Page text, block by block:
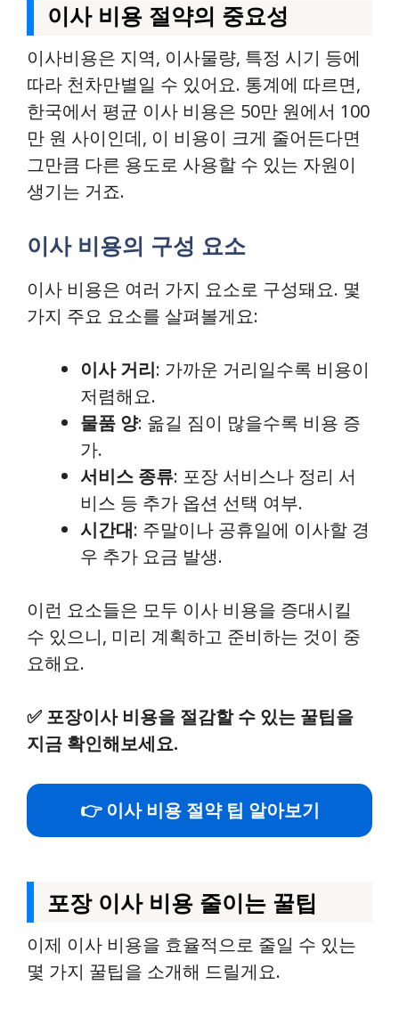
이사 비용 절약의 중요성
이사비용은 지역, 이사물량, 특정 시기 등에
따라 천차만별일 수 있어요. 통계에 따르면,
한국에서 평균 이사 비용은 50만 원에서 100
만 원 사이인데, 이 비용이 크게 줄어든다면
그만큼 다른 용도로 사용할 수 있는 자원이
생기는 거죠.
이사 비용의 구성 요소
이사 비용은 여러 가지 요소로 구성돼요. 몇
가지 주요 요소를 살펴볼게요:
이사 거리: 가까운 거리일수록 비용이
저렴해요.
물품 양: 옮길 짐이 많을수록 비용 증
가.
서비스 종류: 포장 서비스나 정리 서
비스 등 추가 옵션 선택 여부.
시간대: 주말이나 공휴일에 이사할 경
우 추가 요금 발생.
이런 요소들은 모두 이사 비용을 증대시킬
수 있으니, 미리 계획하고 준비하는 것이 중
요해요.
✅ 포장이사 비용을 절감할 수 있는 꿀팁을
지금 확인해보세요.
👉 이사 비용 절약 팁 알아보기
포장 이사 비용 줄이는 꿀팁
이제 이사 비용을 효율적으로 줄일 수 있는
몇 가지 꿀팁을 소개해 드릴게요.